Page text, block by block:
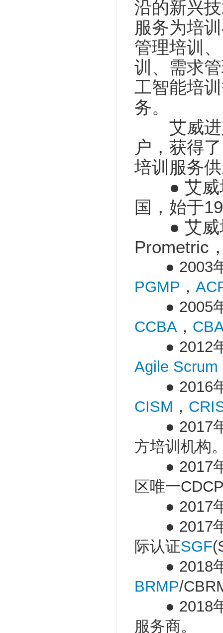
沿的新兴
服务为培
管理培训
训、需求
工智能培
务。
艾威进
户，获得
培训服务
● 艾威培
国，始于
● 艾威培
Prometric
● 2003年
PGMP ，
● 2005年
CCBA ，
● 2012年
Agile Scrum
● 2016年
CISM ，
● 2017年
方培训机构
● 2017年
区唯一
● 2017年
● 2017年
际认证SGF
● 2018年
BRMP/
● 2018年
服务商。